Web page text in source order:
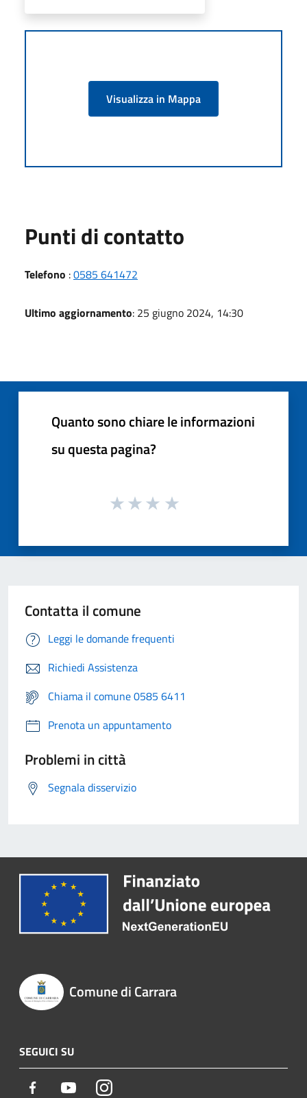
Visualizza in Mappa
Punti di contatto
Telefono :0585 641472
Ultimo aggiornamento: 25 giugno 2024, 14:30
Quanto sono chiare le informazioni
su questa pagina?
Contatta il comune
Leggi le domande frequenti
Richiedi Assistenza
Chiama il comune 0585 6411
Prenota un appuntamento
Problemi in città
Segnala disservizio
Comune di Carrara
SEGUICI SU
Facebook YoutubeInstagram